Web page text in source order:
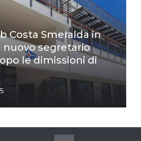
Costa Smeralda in
nuovo segretario
le dimissioni di